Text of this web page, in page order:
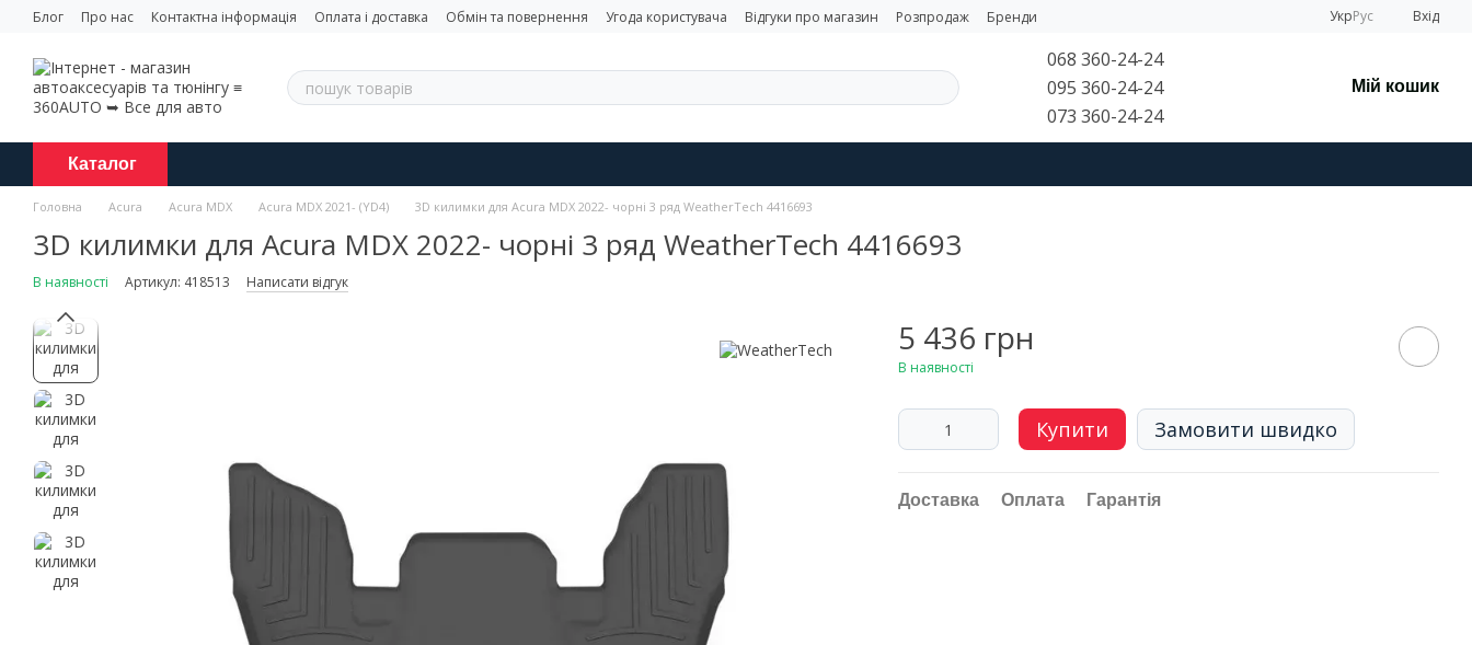
Перейти до основного контенту
Блог Про нас Контактна інформація Оплата і доставка Обмін та повернення Угода користувача Відгуки про магазин Розпродаж Бренди УкрРус Вхід
068 360-24-24
095 360-24-24
073 360-24-24
Мій кошик
Каталог
Головна Acura Acura MDX Acura MDX 2021- (YD4) 3D килимки для Acura MDX 2022- чорні 3 ряд WeatherTech 4416693
3D килимки для Acura MDX 2022- чорні 3 ряд WeatherTech 4416693
В наявності Артикул: 418513 Написати відгук
5 436 грн
В наявності
Купити Замовити швидко
Доставка Оплата Гарантія